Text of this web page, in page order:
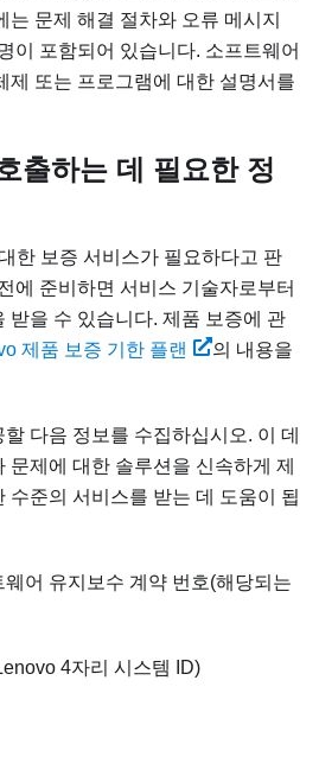
는 문제 해결 절차와 오류 메시지
이 포함되어 있습니다. 소프트웨어
제 또는 프로그램에 대한 설명서를
출하는 데 필요한 정
한 보증 서비스가 필요하다고 판
에 준비하면 서비스 기술자로부터
받을 수 있습니다. 제품 보증에 관
제품 보증 기한 플랜
의 내용을
다음 정보를 수집하십시오. 이 데
문제에 대한 솔루션을 신속하게 제
수준의 서비스를 받는 데 도움이 됩
어 유지보수 계약 번호(해당되는
4자리 시스템 ID)